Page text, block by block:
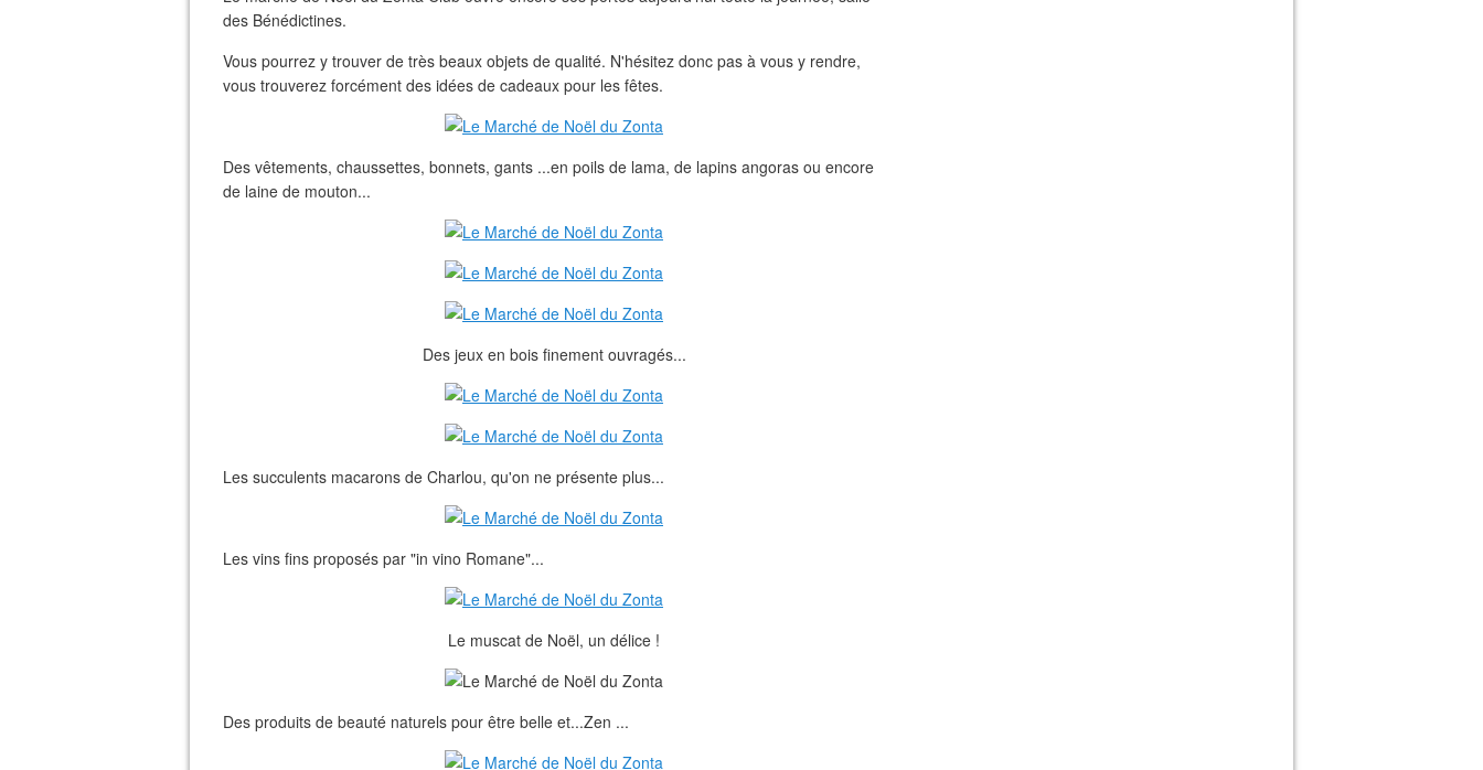
des Bénédictines.
Vous pourrez y trouver de très beaux objets de qualité. N'hésitez donc pas à vous y rendre,
vous trouverez forcément des idées de cadeaux pour les fêtes.
Des vêtements, chaussettes, bonnets, gants ...en poils de lama, de lapins angoras ou encore
de laine de mouton...
Des jeux en bois finement ouvragés...
Les succulents macarons de Charlou, qu'on ne présente plus...
Les vins fins proposés par "in vino Romane"...
Le muscat de Noël, un délice !
Des produits de beauté naturels pour être belle et...Zen ...